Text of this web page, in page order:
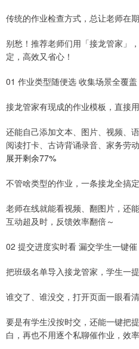
传统的作业检查方式，总让老师在
别愁！推荐老师们用「接龙管家」
定，高效又省心！
01 作业类型随便选 收集场景全覆盖
接龙管家有现成的作业模板，直接用
还能自己添加文本、图片、视频
阅读打卡、古诗背诵录音、家务
展开剩余77%
不管啥类型的作业，一条接龙全搞定
老师在线就能看视频、翻图片，还
互动超及时，反馈效率翻倍～
02 提交进度实时看 漏交学生一键催
把班级名单导入接龙管家，学生一
谁交了、谁没交，打开页面一眼看清
要是有学生没按时交，还能一键把
白，再也不用逐个私聊催作业，效